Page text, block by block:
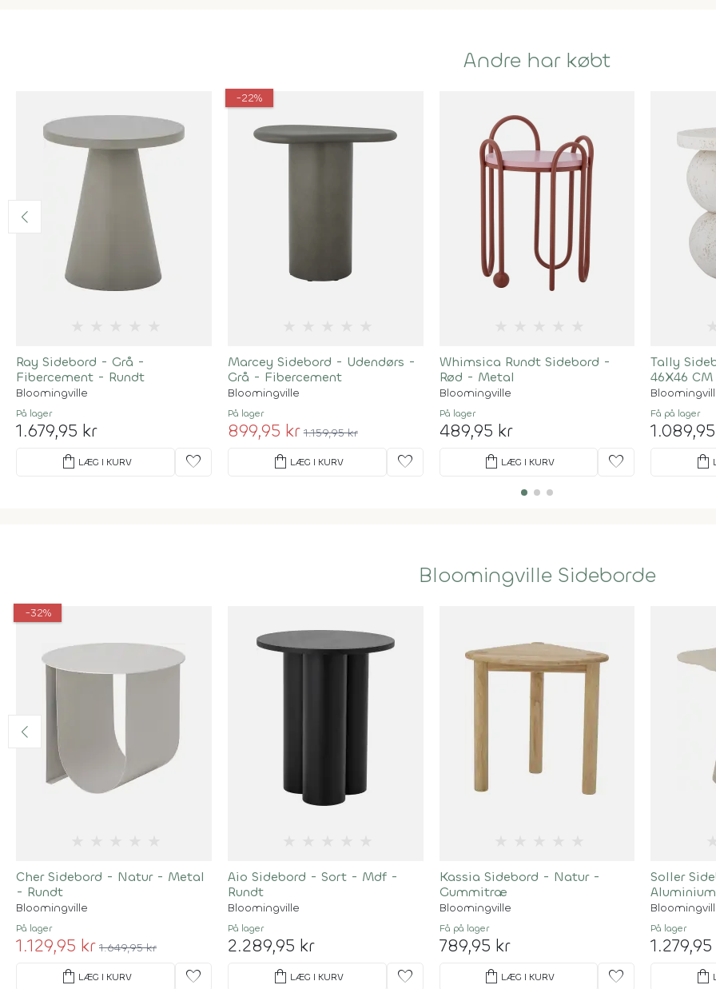
Andre har købt
Ray Sidebord - Grå -
Fibercement - Rundt
Bloomingville
På lager
1.679,95 kr
shopping_bag LÆG I KURV favorite
-22%
Marcey Sidebord - Udendørs -
Grå - Fibercement
Bloomingville
På lager
899,95 kr 1.159,95 kr
shopping_bag LÆG I KURV favorite
Whimsica Rundt Sidebord -
Rød - Metal
Bloomingville
På lager
489,95 kr
shopping_bag LÆG I KURV favorite
Tally
46X46 CM
Få på lager
shopping_bag
Bloomingville Sideborde
-32%
Cher Sidebord - Natur - Metal
- Rundt
Bloomingville
På lager
1.129,95 kr 1.649,95 kr
shopping_bag LÆG I KURV favorite
Aio Sidebord - Sort - Mdf -
Rundt
Bloomingville
På lager
2.289,95 kr
shopping_bag LÆG I KURV favorite
Kassia Sidebord - Natur -
Gummitræ
Bloomingville
Få på lager
789,95 kr
shopping_bag LÆG I KURV favorite
Soller
Aluminium
På lager
shopping_bag